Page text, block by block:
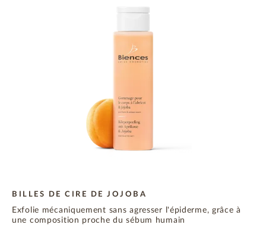
BILLES DE CIRE DE JOJOBA
Exfolie mécaniquement sans agresser l'épiderme, grâce à
une composition proche du sébum humain